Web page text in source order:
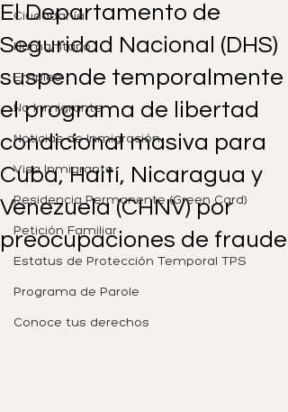
Ciudadanía
Humanitario
Empleo
No Inmigrante
Noticias de Inmigración
Visa Inmigrante
Residencia Permanente (Green Card)
Petición Familiar
Estatus de Protección Temporal TPS
Programa de Parole
Conoce tus derechos
El Departamento de
Seguridad Nacional (DHS)
suspende temporalmente
el programa de libertad
condicional masiva para
Cuba, Haití, Nicaragua y
Venezuela (CHNV) por
preocupaciones de fraude